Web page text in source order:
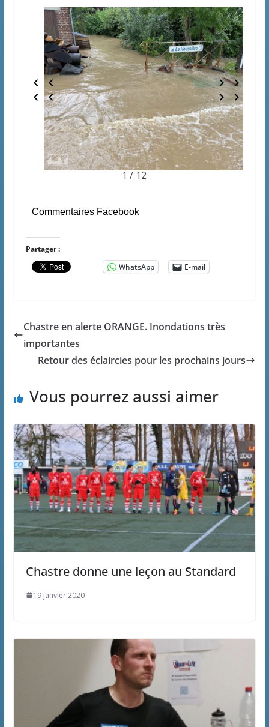
1 / 12
Commentaires Facebook
Partager :
WhatsApp
E-mail
Chastre en alerte ORANGE. Inondations très
importantes
Retour des éclaircies pour les prochains jours
Vous pourrez aussi aimer
Chastre donne une leçon au Standard
19 janvier 2020